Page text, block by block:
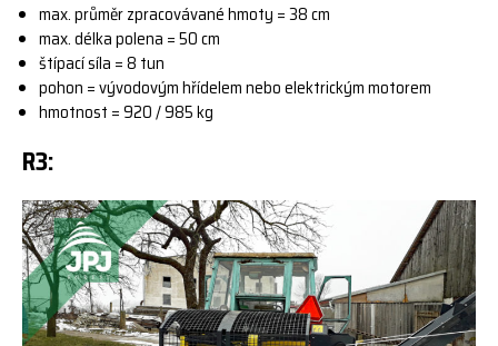
max. průměr zpracovávané hmoty = 38 cm
max. délka polena = 50 cm
štípací síla = 8 tun
pohon = vývodovým hřídelem nebo elektrickým motorem
hmotnost = 920 / 985 kg
R3: